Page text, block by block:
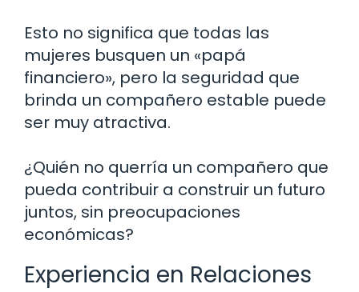
Esto no significa que todas las
mujeres busquen un «papá
financiero», pero la seguridad que
brinda un compañero estable puede
ser muy atractiva.
¿Quién no querría un compañero que
pueda contribuir a construir un futuro
juntos, sin preocupaciones
económicas?
Experiencia en Relaciones